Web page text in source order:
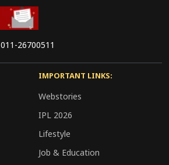
011-26700511
IMPORTANT LINKS:
Webstories
IPL 2026
Lifestyle
Job & Education